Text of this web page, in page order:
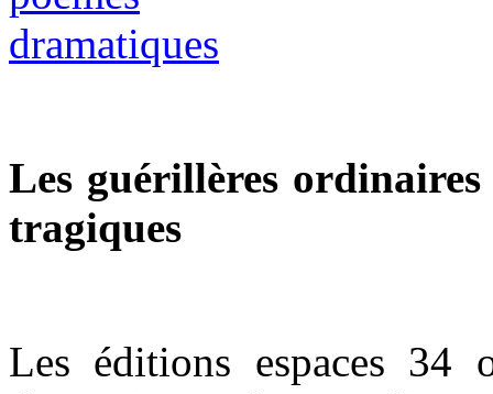
Les guérillères
tragiques
Les éditions espaces 34